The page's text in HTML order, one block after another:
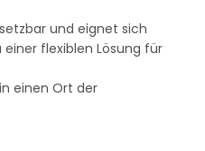
und eignet sich
flexiblen Lösung für
einen Ort der